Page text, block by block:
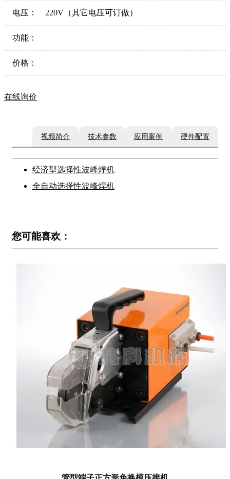
电压： 220V（其它电压可订做）
功能：
价格：
在线询价
视频简介 技术参数 应用案例 硬件配置
经济型选择性波峰焊机
全自动选择性波峰焊机
您可能喜欢：